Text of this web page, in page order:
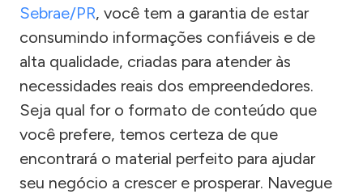
Sebrae/PR, você tem a garantia de estar
consumindo informações confiáveis e de
alta qualidade, criadas para atender às
necessidades reais dos empreendedores.
Seja qual for o formato de conteúdo que
você prefere, temos certeza de que
encontrará o material perfeito para ajudar
seu negócio a crescer e prosperar. Navegue